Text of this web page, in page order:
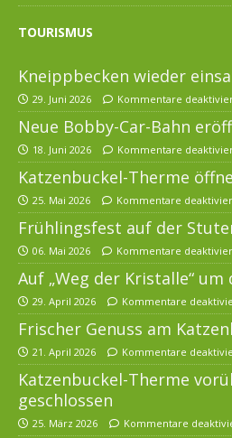
TOURISMUS
Kneippbecken wieder
29. Juni 2026 Kommentare
Neue Bobby-Car-Bahn
18. Juni 2026 Kommentare
Katzenbuckel-Therme
25. Mai 2026 Kommentare
Frühlingsfest auf der
06. Mai 2026 Kommentare
Auf „Weg der Kristalle“
29. April 2026 Kommentare
Frischer Genuss am
21. April 2026 Kommentare
Katzenbuckel-Therme
geschlossen
25. März 2026 Kommentare